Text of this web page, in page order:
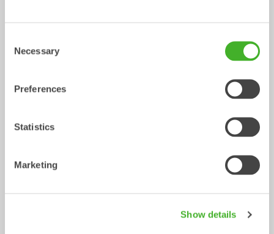
Selection
Necessary
Preferences
Statistics
Marketing
Show details
V-profilskopor
2-32 ton